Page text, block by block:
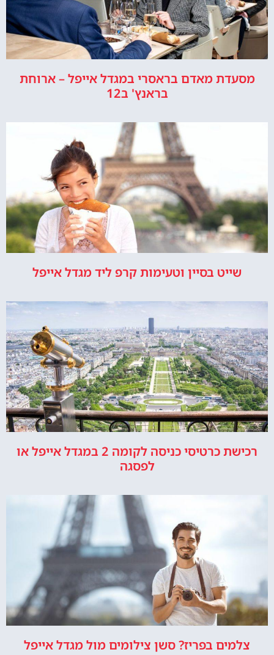
מסעדת מאדם בראסרי במגדל אייפל – ארוחת
בראנץ' ב12
שייט בסיין וטעימות קרפ ליד מגדל אייפל
רכישת כרטיסי כניסה לקומה 2 במגדל אייפל או
לפסגה
צלמים בפריז? סשן צילומים מול מגדל אייפל